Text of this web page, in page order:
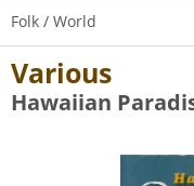
Folk / World
Various
Hawaiian